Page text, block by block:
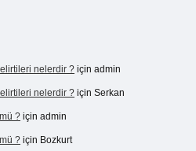
nelerdir ? için admin
nelerdir ? için Serkan
? için admin
? için Bozkurt